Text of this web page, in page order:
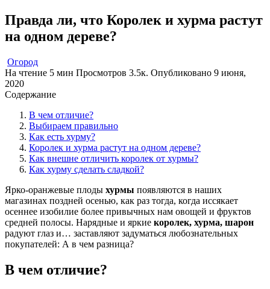
Правда ли, что Королек и хурма растут
на одном дереве?
Огород
На чтение 5 мин Просмотров 3.5к. Опубликовано 9 июня,
2020
Содержание
В чем отличие?
Выбираем правильно
Как есть хурму?
Королек и хурма растут на одном дереве?
Как внешне отличить королек от хурмы?
Как хурму сделать сладкой?
Ярко-оранжевые плоды хурмы появляются в наших
магазинах поздней осенью, как раз тогда, когда иссякает
осеннее изобилие более привычных нам овощей и фруктов
средней полосы. Нарядные и яркие королек, хурма, шарон
радуют глаз и… заставляют задуматься любознательных
покупателей: А в чем разница?
В чем отличие?